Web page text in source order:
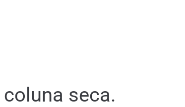
seca.